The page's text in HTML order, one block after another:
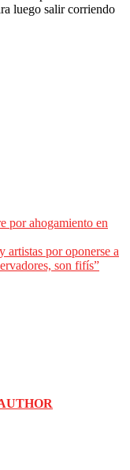
luego salir corriendo
por ahogamiento en
artistas por oponerse a
son fifís”